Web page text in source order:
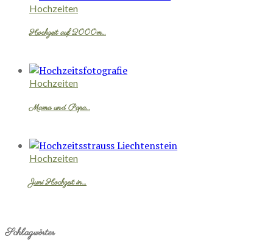
Hochzeiten
Hochzeit auf 2000m…
Hochzeiten
Mama und Papa…
Hochzeiten
Juni Hochzeit in…
Schlagwörter